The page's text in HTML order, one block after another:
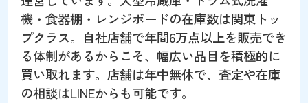
機・食器棚・レンジボードの在庫数は関東トッ
プクラス。自社店舗で年間6万点以上を販売でき
る体制があるからこそ、幅広い品目を積極的に
買い取れます。店舗は年中無休で、査定や在庫
の相談はLINEからも可能です。